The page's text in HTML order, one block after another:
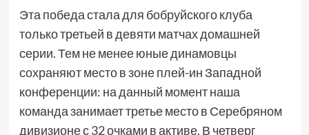
Эта победа стала для бобруйского клуба
только третьей в девяти матчах домашней
серии. Тем не менее юные динамовцы
сохраняют место в зоне плей-ин Западной
конференции: на данный момент наша
команда занимает третье место в Серебряном
дивизионе с 32 очками в активе. В четверг